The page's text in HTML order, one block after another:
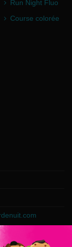
Run Night Fluo
Course colorée
cliquez ici pour